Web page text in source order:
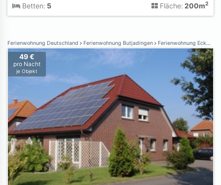
Betten: 5 Fläche: 200m2
Ferienwohnung Deutschland Ferienwohnung Butjadingen Ferienwohnung Eckwarden
49 €
pro Nacht
je Objekt